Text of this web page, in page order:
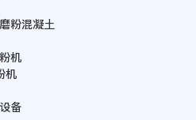
粉混凝土
机
机
备